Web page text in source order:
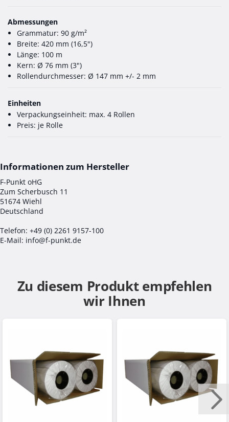
Abmessungen
Grammatur: 90 g/m²
Breite: 420 mm (16,5")
Länge: 100 m
Kern: Ø 76 mm (3")
Rollendurchmesser: Ø 147 mm +/- 2 mm
Einheiten
Verpackungseinheit: max. 4 Rollen
Preis: je Rolle
F-Punkt oHG
Zum Scherbusch 11
51674 Wiehl
Deutschland
Telefon: +49 (0) 2261 9157-100
E-Mail: info@f-punkt.de
Zu diesem Produkt empfehlen
wir Ihnen